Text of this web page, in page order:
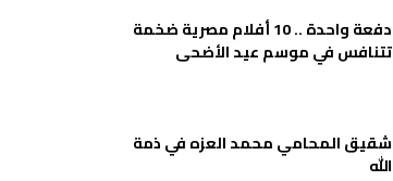
دفعة واحدة .. 10 أفلام مصرية ضخمة
تتنافس في موسم عيد الأضحى
شقيق المحامي محمد العزه في ذمة
الله